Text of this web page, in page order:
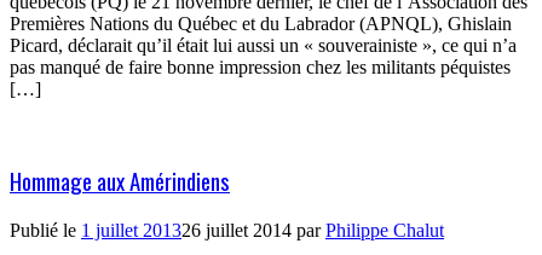
Premières Nations du Québec et du Labrador (APNQL), Ghislain
Picard, déclarait qu’il était lui aussi un « souverainiste », ce qui n’a
pas manqué de faire bonne impression chez les militants péquistes
[…]
Hommage aux Amérindiens
Publié le 1 juillet 201326 juillet 2014 parPhilippe Chalut